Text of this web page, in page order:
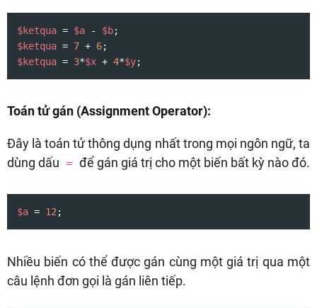
$ketqua = $a - $b
$ketqua = 7 + 6
$ketqua = 3*$x + 4*$y;
Toán tử gán (Assignment Operator):
Đây là toán tử thông dụng nhất trong mọi ngôn ngữ, ta
dùng dấu = để gán giá trị cho một biến bất kỳ nào đó.
$a = 12 ;
Nhiều biến có thể được gán cùng một giá trị qua một
câu lệnh đơn gọi là gán liên tiếp.